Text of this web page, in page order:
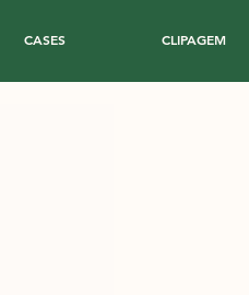
CASES CLIPAGEM